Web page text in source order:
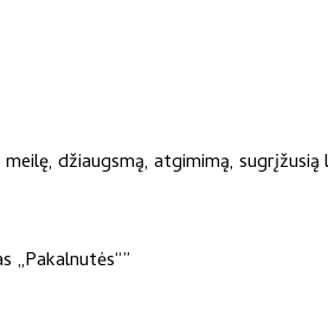
džiaugsmą, atgimimą,
„Pakalnutės“”